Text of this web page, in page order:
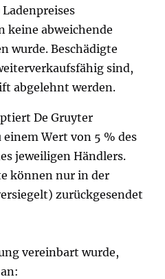
keine abweichende
wurde. Beschädigte
sind,
abgelehnt werden.
De Gruyter
Wert von 5 % des
jeweiligen Händlers.
können nur in der
zurückgesendet
vereinbart wurde,